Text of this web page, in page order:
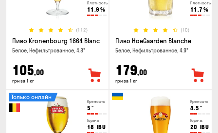
Плотность
11.9 %
(112)
Пиво Kronenbourg 1664 Blanc
Белое, Нефильтрованное, 4.8°
105,00
грн за 1 кг
Плотность
11.7 %
(10)
Пиво HoeGaarden Blanche
Белое, Нефильтрованное, 4.9°
179,00
грн за 1 кг
Крепость
5 °
Горечь
18 IBU
Только онлайн
Крепость
4.5 °
Горечь
20 IBU